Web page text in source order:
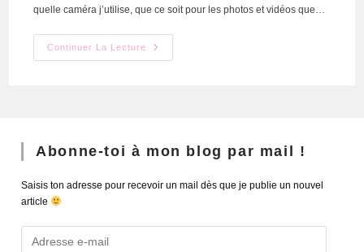
quelle caméra j’utilise, que ce soit pour les photos et vidéos que…
Continuer La Lecture
Abonne-toi à mon blog par mail !
Saisis ton adresse pour recevoir un mail dès que je publie un nouvel
article